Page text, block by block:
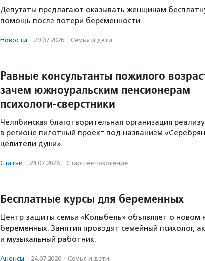
Депутаты предлагают оказывать женщинам
помощь после потери беременности.
Новости · 29.07.2026 · Семья и дети
Равные консультанты пожилого
зачем южноуральским пенсионерам
психологи-сверстники
Челябинская благотворительная организация
в регионе пилотный проект под названием
целители души».
Статьи · 24.07.2026 · Старшее поколение
Бесплатные курсы для беременных
Центр защиты семьи «Колыбель» объявляет о новом
беременных. Занятия проводят семейный психолог,
и музыкальный работник.
Анонсы · 24.07.2026 · Семья и дети